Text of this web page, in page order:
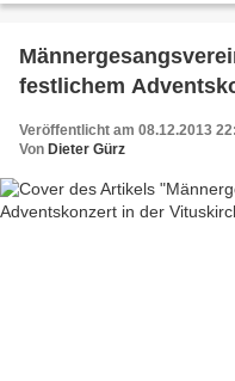
festlichem
Veröffentlicht am 08.12.2013
Von Dieter Gürz